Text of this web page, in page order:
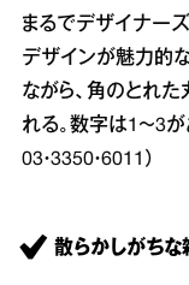
まるでデザイナー
デザインが魅力的
ながら、角のとれ
れる。数字は1～3が
03・3350・6011）
散らかしがちな